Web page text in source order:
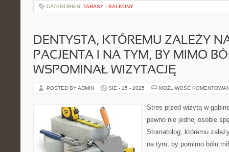
CATEGORIES: TARASY I BALKONY
DENTYSTA, KTÓREMU ZALEŻY
PACJENTA I NA TYM, BY MIMO
WSPOMINAŁ WIZYTACJĘ
POSTED BY ADMIN SIE - 15 - 2025 MOŻLIWOŚĆ
Stres przed wizytą w
pewno nie jednej osobie
Stomatolog, któremu
na tym, by pomimo bólu